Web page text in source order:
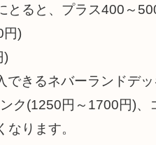
ると、プラス400～
円)
)
できるネバーランドデ
ク(1250円～1700円)
ります。